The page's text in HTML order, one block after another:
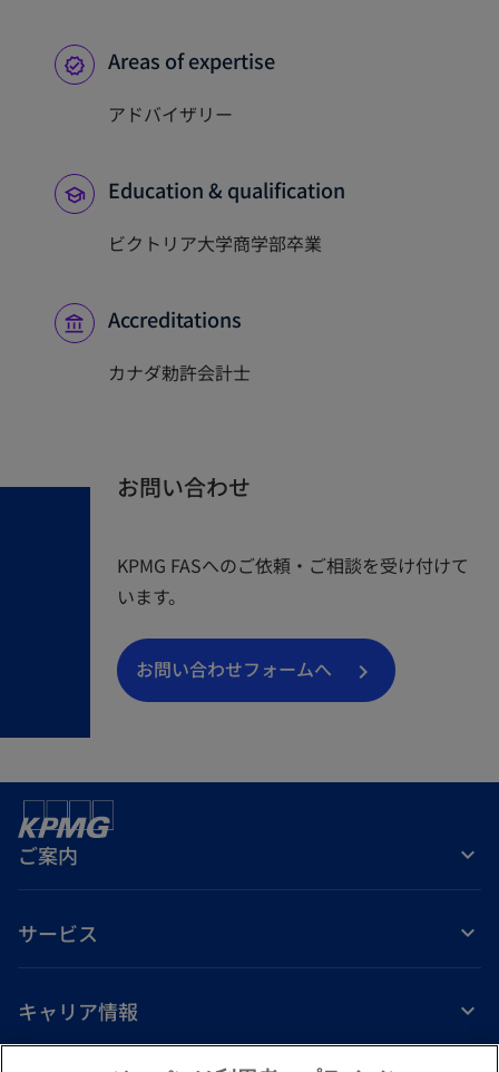
Areas of expertise
アドバイザリー
Education & qualification
ビクトリア大学商学部卒業
Accreditations
カナダ勅許会計士
お問い合わせ
KPMG FASへのご依頼・ご相談を受け付けて
います。
お問い合わせフォームへ
ご案内
サービス
キャリア情報